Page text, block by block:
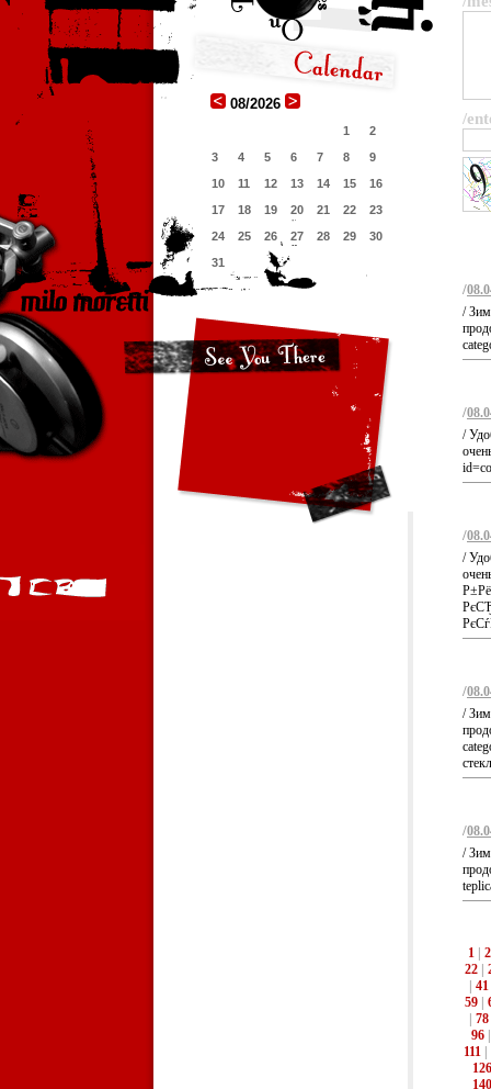
08/2026
1
2
3
4 5 6 7 8
9
10
11 12 13 14 15
16
17
18 19 20 21 22
23
24
25 26 27 28 29
30
31
/
/
/
/
/
/
/
/
/
/
/
1
2
22|
41
59|
78
96
111|
126
140